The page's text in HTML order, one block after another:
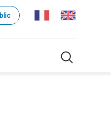
Recherche